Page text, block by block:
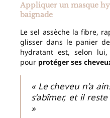
Appliquer un masque
baignade
Le sel assèche la fibre,
glisser dans le panier
hydratant est, selon
pour protéger ses
« Le cheveu n’a
s’abîmer, et il
»